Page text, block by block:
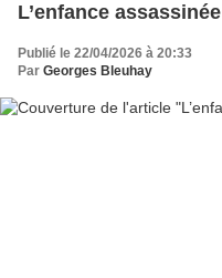
L’enfance assassinée
Publié le 22/04/2026 à 20:33
Par Georges Bleuhay